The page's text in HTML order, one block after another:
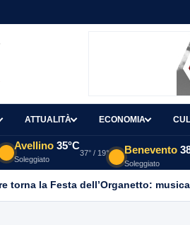
ATTUALITÀ ECONOMIA
Avellino 35°C
Soleggiato
37° / 19° Benevento
Soleggiato
torna la Festa dell’Organetto: